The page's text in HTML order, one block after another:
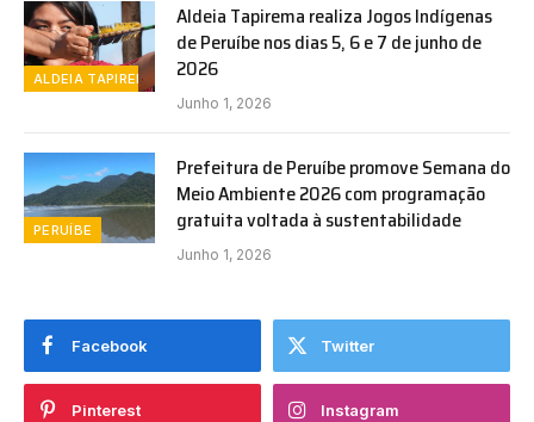
ALDEIA TAPIREMA
Aldeia Tapirema realiza Jogos Indígenas
de Peruíbe nos dias 5, 6 e 7 de junho de
2026
Junho 1, 2026
PERUÍBE
Prefeitura de Peruíbe promove Semana do
Meio Ambiente 2026 com programação
gratuita voltada à sustentabilidade
Junho 1, 2026
Facebook Twitter
Pinterest Instagram